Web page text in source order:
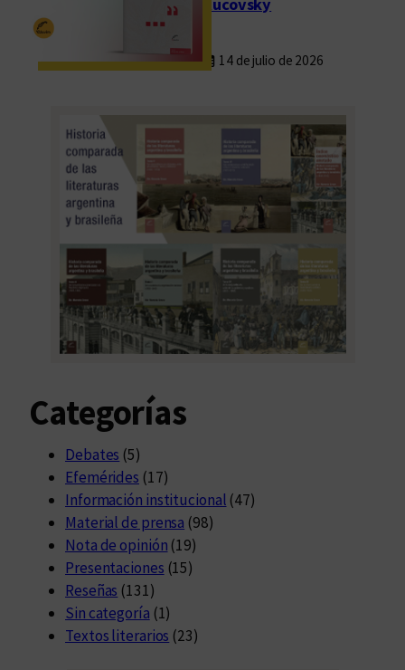
Rucovsky
14 de julio de 2026
Categorías
Debates (5)
Efemérides (17)
Información institucional (47)
Material de prensa (98)
Nota de opinión (19)
Presentaciones (15)
Reseñas (131)
Sin categoría (1)
Textos literarios (23)